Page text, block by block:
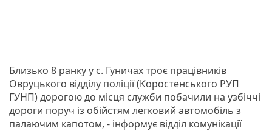
Близько 8 ранку у с. Гуничах троє працівників
Овруцького відділу поліції (Коростенського РУП
ГУНП) дорогою до місця служби побачили на узбіччі
дороги поруч із обійстям легковий автомобіль з
палаючим капотом, - інформує відділ комунікації